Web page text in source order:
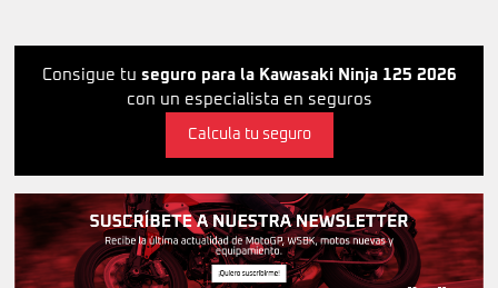
Consigue tu seguro para la Kawasaki Ninja 125 2026
con un especialista en seguros
Calcula tu seguro